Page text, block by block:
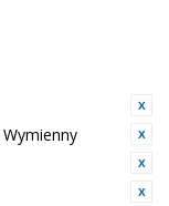
Wymienny